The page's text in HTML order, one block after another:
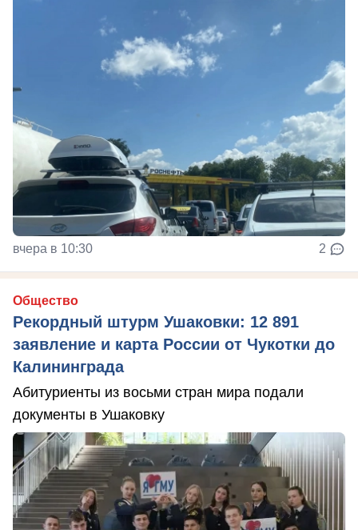
вчера в 10:30 2
Общество
Рекордный штурм Ушаковки: 12 891
заявление и карта России от Чукотки до
Калининграда
Абитуриенты из восьми стран мира подали
документы в Ушаковку